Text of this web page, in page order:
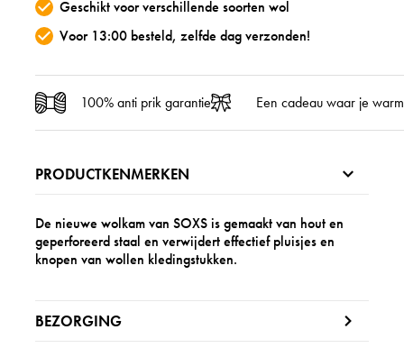
Geschikt voor verschillende soorten wol
Voor 13:00 besteld, zelfde dag verzonden!
100% anti prik garantie Een cadeau waar je
PRODUCTKENMERKEN
De nieuwe wolkam van SOXS is gemaakt van hout en
geperforeerd staal en verwijdert effectief pluisjes en
knopen van wollen kledingstukken.
BEZORGING